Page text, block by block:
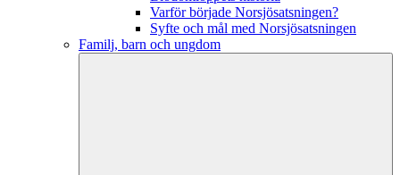
Varför började Norsjösatsningen?
Syfte och mål med Norsjösatsningen
Familj, barn och ungdom